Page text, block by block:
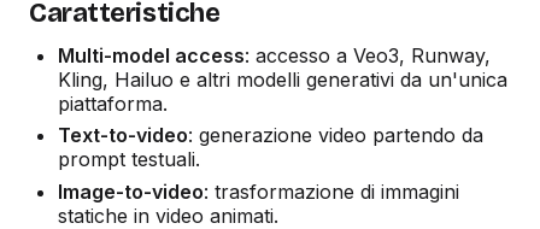
Caratteristiche
Multi-model access: accesso a Veo3, Runway,
Kling, Hailuo e altri modelli generativi da un'unica
piattaforma.
Text-to-video: generazione video partendo da
prompt testuali.
Image-to-video: trasformazione di immagini
statiche in video animati.